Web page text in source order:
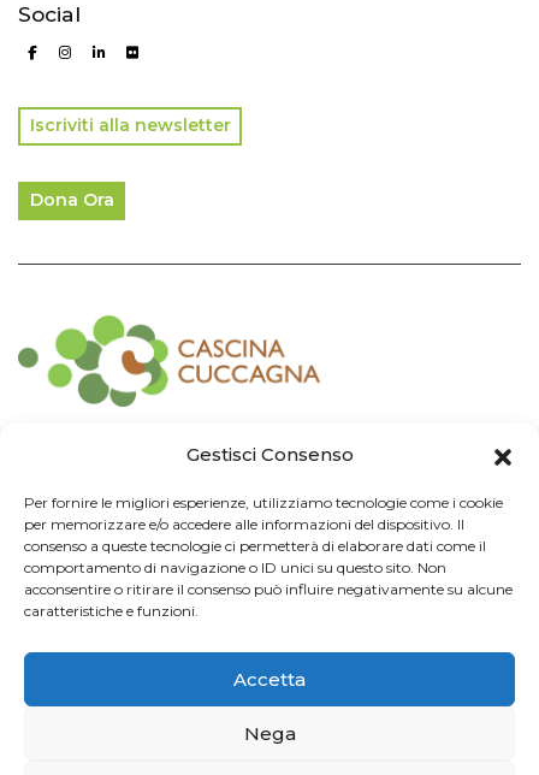
Gestisci Consenso
Per fornire le migliori esperienze, utilizziamo tecnologie come i cookie
per memorizzare e/o accedere alle informazioni del dispositivo. Il
consenso a queste tecnologie ci permetterà di elaborare dati come il
comportamento di navigazione o ID unici su questo sito. Non
acconsentire o ritirare il consenso può influire negativamente su alcune
caratteristiche e funzioni.
Accetta
Nega
Social
Iscriviti alla newsletter
Dona Ora
Impresa Sociale
Via Cuccagna 2/4 - 20135 Milano - tel. 02.83421007
CF97426130155 -P. IVA06232010964 -REA MI-2522352 -RUNTS25837
21/03/2022
cuccagna@arubapec.it - info@cuccagna.org
Info Legali
© 2024 Cascina Cuccagna. Tutti i diritti riservati.